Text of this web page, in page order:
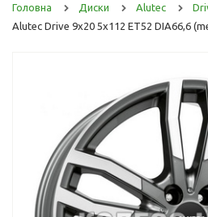
Головна Диски Alutec
Alutec Drive 9x20 5x112 ET52 DIA66,6